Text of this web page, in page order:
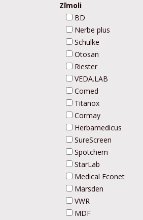
Zīmoli
BD
Nerbe plus
Schulke
Otosan
Riester
VEDA.LAB
Comed
Titanox
Cormay
Herbamedicus
SureScreen
Spotchem
StarLab
Medical Econet
Marsden
VWR
MDF